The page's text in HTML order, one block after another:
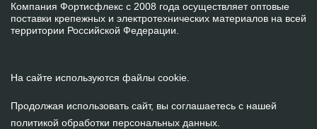
Компания Фортисфлекс с 2008 года осуществляет оптовые
поставки крепежных и электротехнических материалов на всей
территории Российской Федерации.
На сайте используются файлы cookie.
Продолжая использовать сайт, вы соглашаетесь с нашей
политикой обработки персональных данных